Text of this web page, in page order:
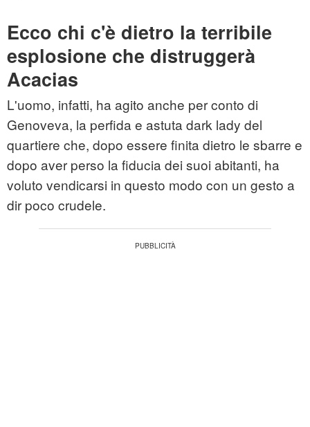
Ecco chi c'è dietro la terribile
esplosione che distruggerà
Acacias
L'uomo, infatti, ha agito anche per conto di
Genoveva, la perfida e astuta dark lady del
quartiere che, dopo essere finita dietro le sbarre e
dopo aver perso la fiducia dei suoi abitanti, ha
voluto vendicarsi in questo modo con un gesto a
dir poco crudele.